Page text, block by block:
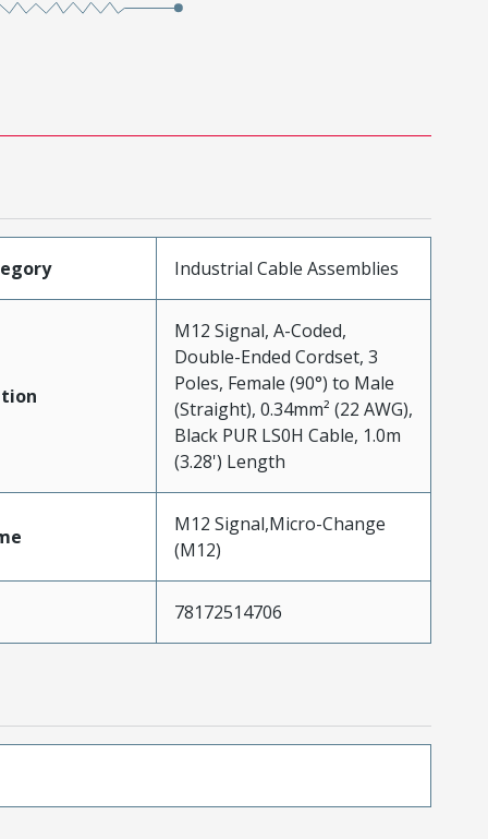
Industrial Cable Assemblies
M12 Signal, A-Coded,
Double-Ended Cordset, 3
Poles, Female (90°) to Male
(Straight), 0.34mm² (22 AWG),
Black PUR LS0H Cable, 1.0m
(3.28') Length
M12 Signal,Micro-Change
(M12)
78172514706